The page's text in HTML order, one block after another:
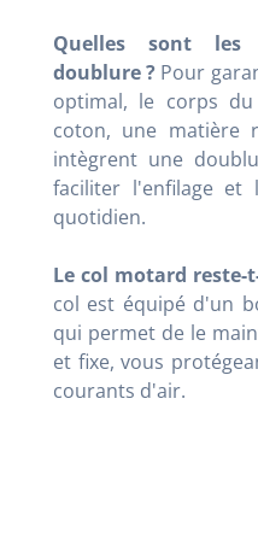
Quelles sont les
doublure ? Pour
optimal, le corps
coton, une matière
intègrent une
faciliter l'enfilage et
quotidien.
Le col motard reste-
col est équipé d'un
qui permet de le
et fixe, vous
courants d'air.